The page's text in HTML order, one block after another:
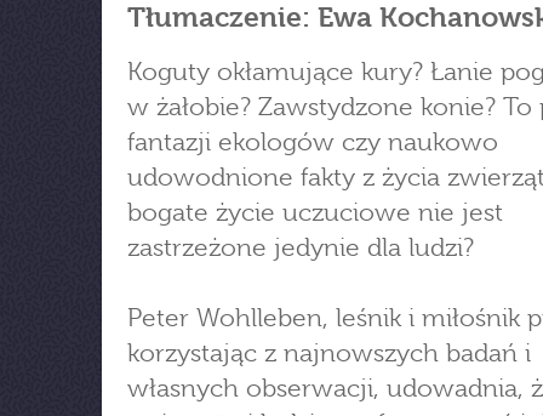
Tłumaczenie: Ewa
Koguty okłamujące kury? Łanie
w żałobie? Zawstydzone konie?
fantazji ekologów czy naukowo
udowodnione fakty z życia
bogate życie uczuciowe nie jest
zastrzeżone jedynie dla ludzi?
Peter Wohlleben, leśnik i miłośnik
korzystając z najnowszych badań i
własnych obserwacji, udowadnia,